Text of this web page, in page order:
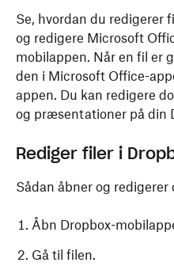
Se, hvordan du redigerer
og redigere Microsoft
mobilappen. Når en fil er
den i Microsoft Office-
appen. Du kan redigere
og præsentationer på din
Rediger filer i
Sådan åbner og
Åbn Dropbox-
Gå til filen.